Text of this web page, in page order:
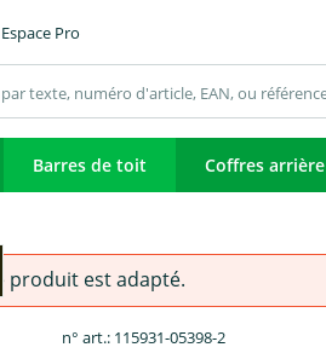
Espace Pro
Barres de toit Coffres arrière
produit est adapté.
n° art.: 115931-05398-2